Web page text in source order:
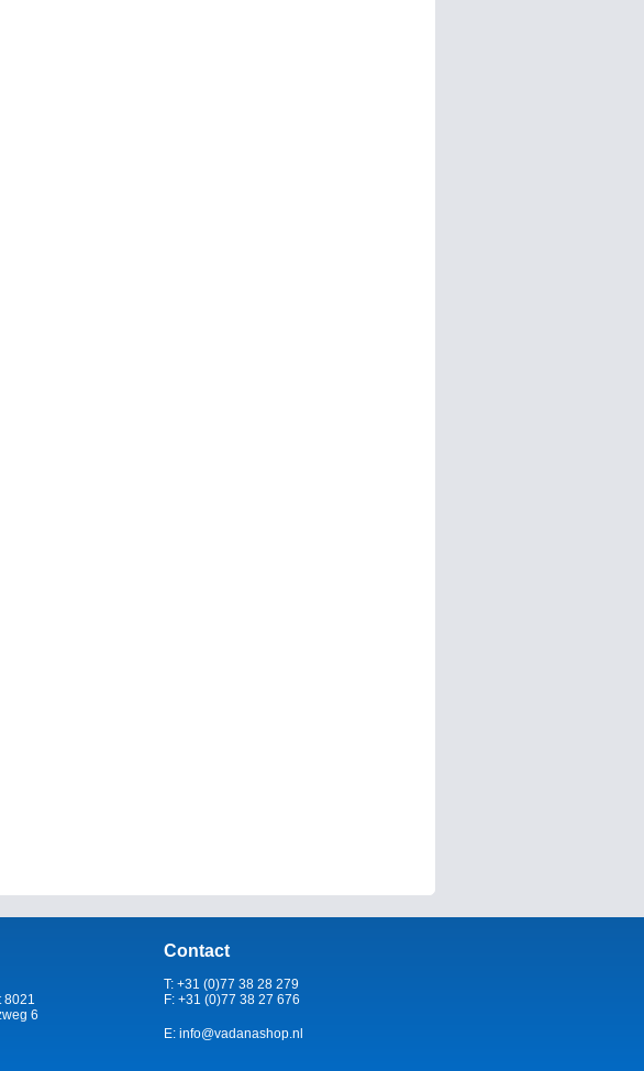
8021
6
Contact
T: +31 (0)77 38 28 279
F: +31 (0)77 38 27 676
E: info@vadanashop.nl